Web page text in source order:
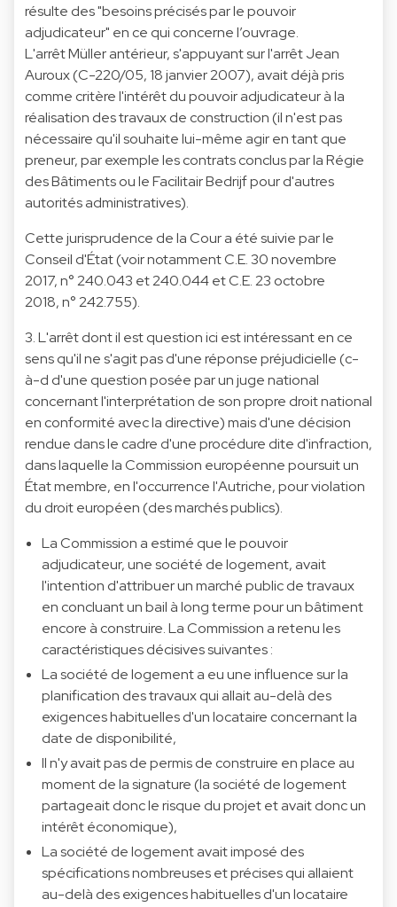
résulte des "besoins précisés par le pouvoir
adjudicateur" en ce qui concerne l’ouvrage.
L'arrêt Müller antérieur, s'appuyant sur l'arrêt Jean
Auroux (C-220/05, 18 janvier 2007), avait déjà pris
comme critère l'intérêt du pouvoir adjudicateur à la
réalisation des travaux de construction (il n'est pas
nécessaire qu'il souhaite lui-même agir en tant que
preneur, par exemple les contrats conclus par la Régie
des Bâtiments ou le Facilitair Bedrijf pour d'autres
autorités administratives).
Cette jurisprudence de la Cour a été suivie par le
Conseil d'État (voir notamment C.E. 30 novembre
2017, n° 240.043 et 240.044 et C.E. 23 octobre
2018, n° 242.755).
3. L'arrêt dont il est question ici est intéressant en ce
sens qu'il ne s'agit pas d'une réponse préjudicielle (c-
à-d d'une question posée par un juge national
concernant l'interprétation de son propre droit national
en conformité avec la directive) mais d'une décision
rendue dans le cadre d'une procédure dite d'infraction,
dans laquelle la Commission européenne poursuit un
État membre, en l'occurrence l'Autriche, pour violation
du droit européen (des marchés publics).
La Commission a estimé que le pouvoir
adjudicateur, une société de logement, avait
l'intention d'attribuer un marché public de travaux
en concluant un bail à long terme pour un bâtiment
encore à construire. La Commission a retenu les
caractéristiques décisives suivantes :
La société de logement a eu une influence sur la
planification des travaux qui allait au-delà des
exigences habituelles d'un locataire concernant la
date de disponibilité,
Il n'y avait pas de permis de construire en place au
moment de la signature (la société de logement
partageait donc le risque du projet et avait donc un
intérêt économique),
La société de logement avait imposé des
spécifications nombreuses et précises qui allaient
au-delà des exigences habituelles d'un locataire